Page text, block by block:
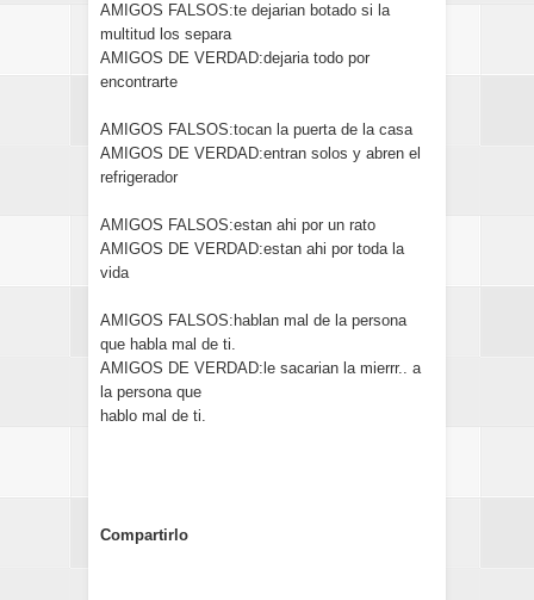
AMIGOS FALSOS:te dejarian botado si la
multitud los separa
AMIGOS DE VERDAD:dejaria todo por
encontrarte
AMIGOS FALSOS:tocan la puerta de la casa
AMIGOS DE VERDAD:entran solos y abren el
refrigerador
AMIGOS FALSOS:estan ahi por un rato
AMIGOS DE VERDAD:estan ahi por toda la
vida
AMIGOS FALSOS:hablan mal de la persona
que habla mal de ti.
AMIGOS DE VERDAD:le sacarian la mierrr.. a
la persona que
hablo mal de ti.
Compartirlo